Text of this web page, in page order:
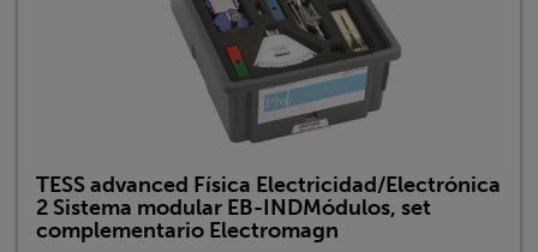
TESS advanced Física Electricidad/Electrónica
2 Sistema modular EB-INDMódulos, set
complementario Electromagn